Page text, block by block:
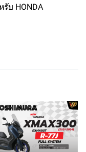
รับ HONDA